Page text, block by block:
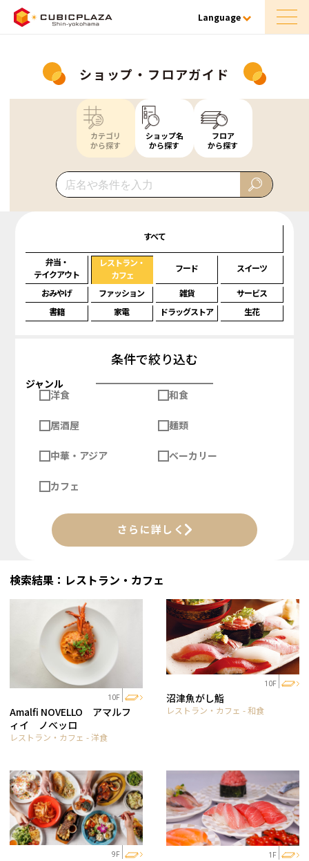
Language
ショップ・フロアガイド
カテゴリ
から探す
ショップ名
から探す
フロア
から探す
すべて
弁当・
テイクアウト
レストラン・
カフェ
フード スイーツ
おみやげ ファッション 雑貨
サービス
書籍
家電 ドラッグストア 生花
条件で絞り込む
ジャンル
洋食
和食
居酒屋 麺類
中華・アジア ベーカリー
カフェ
さらに詳しく
検索結果：レストラン・カフェ
10F
Amalfi NOVELLO アマルフ
ィイ ノべッロ
レストラン・カフェ - 洋食
10F
沼津魚がし鮨
レストラン・カフェ - 和食
9F 1F